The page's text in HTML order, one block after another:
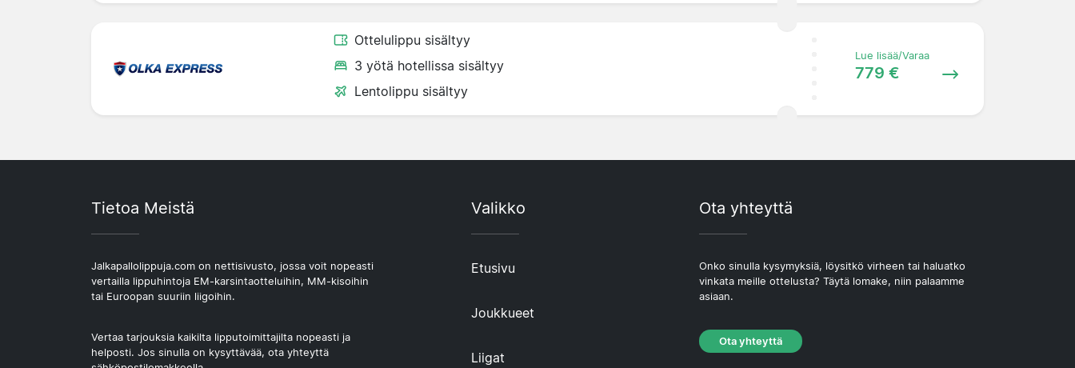
Ottelulippu sisältyy
3 yötä hotellissa sisältyy
Lentolippu sisältyy
Lue lisää/Varaa
779 €
Tietoa Meistä
Jalkapallolippuja.com on nettisivusto, jossa voit nopeasti
vertailla lippuhintoja EM-karsintaotteluihin, MM-kisoihin
tai Euroopan suuriin liigoihin.
Vertaa tarjouksia kaikilta lipputoimittajilta nopeasti ja
helposti. Jos sinulla on kysyttävää, ota yhteyttä
Valikko
Etusivu
Joukkueet
Liigat
Ota yhteyttä
Onko sinulla kysymyksiä, löysitkö virheen tai haluatko
vinkata meille ottelusta? Täytä lomake, niin palaamme
asiaan.
Ota yhteyttä